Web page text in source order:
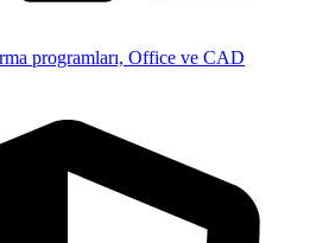
programları, Office ve CAD